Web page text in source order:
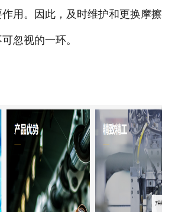
用。因此，及时维护和更换摩擦
忽视的一环。